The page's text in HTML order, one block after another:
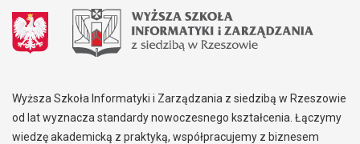
Wyższa Szkoła Informatyki i Zarządzania z siedzibą w Rzeszowie
od lat wyznacza standardy nowoczesnego kształcenia. Łączymy
wiedzę akademicką z praktyką, współpracujemy z biznesem